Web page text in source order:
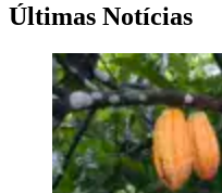
Últimas Notícias